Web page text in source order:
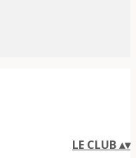
LE CLUB▴▾